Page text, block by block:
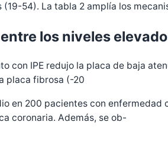
54). La tabla 2 amplía los
los niveles
con IPE redujo la placa de baja
placa fibrosa (-20
en 200 pacientes con
coronaria. Además, se ob-